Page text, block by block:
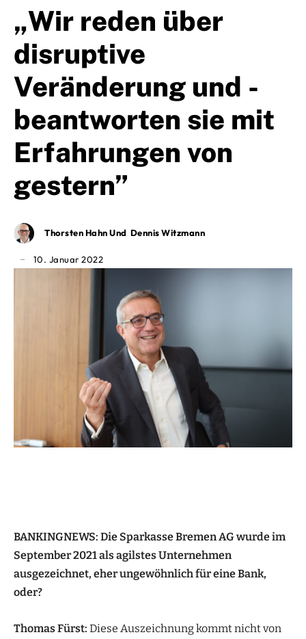
„Wir reden über
disruptive
Veränderung und ­
beantworten sie mit
Erfahrungen von
gestern”
Thorsten Hahn Und Dennis Witzmann
10. Januar 2022
BANKINGNEWS: Die Sparkasse Bremen AG wurde im
September 2021 als agilstes Unternehmen
ausgezeichnet, eher ungewöhnlich für eine Bank,
oder?
Thomas Fürst: Diese Auszeichnung kommt nicht von